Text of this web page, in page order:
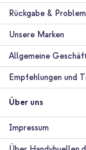
Kostenloser
Kostenloser
Versand
imoshion Design
Full Cover Screen
Galaxy S21
Rückgabe &
Unsere Marken
Allgemeine
Empfehlungen und
Über uns
Impressum